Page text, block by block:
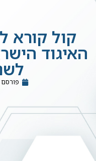
קול קורא
האיגוד
לשנת